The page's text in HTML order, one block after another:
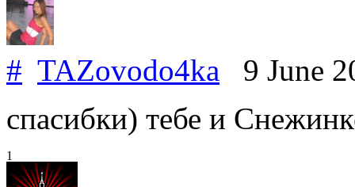
# TAZovodo4ka 9 June
спасибки) тебе и
1